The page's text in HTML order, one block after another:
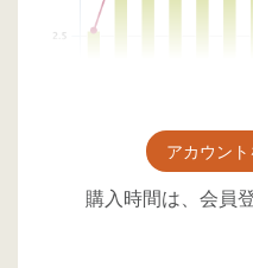
アカウント
購入時間は、会員